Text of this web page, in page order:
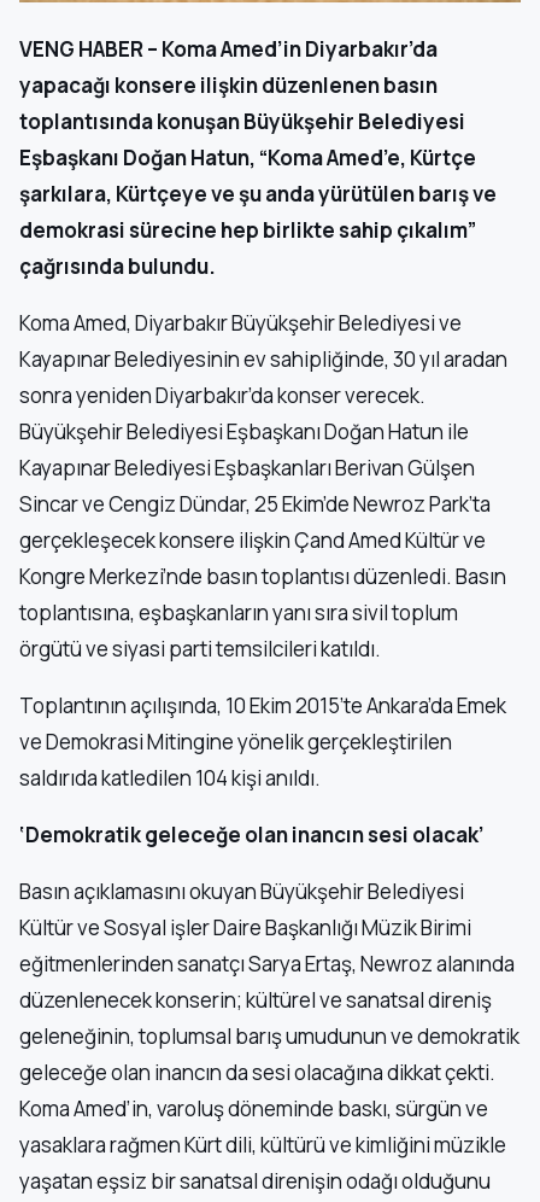
VENG HABER – Koma Amed’in Diyarbakır’da
yapacağı konsere ilişkin düzenlenen basın
toplantısında konuşan Büyükşehir Belediyesi
Eşbaşkanı Doğan Hatun, “Koma Amed’e, Kürtçe
şarkılara, Kürtçeye ve şu anda yürütülen barış ve
demokrasi sürecine hep birlikte sahip çıkalım”
çağrısında bulundu.
Koma Amed, Diyarbakır Büyükşehir Belediyesi ve
Kayapınar Belediyesinin ev sahipliğinde, 30 yıl aradan
sonra yeniden Diyarbakır’da konser verecek.
Büyükşehir Belediyesi Eşbaşkanı Doğan Hatun ile
Kayapınar Belediyesi Eşbaşkanları Berivan Gülşen
Sincar ve Cengiz Dündar, 25 Ekim’de Newroz Park’ta
gerçekleşecek konsere ilişkin Çand Amed Kültür ve
Kongre Merkezi’nde basın toplantısı düzenledi. Basın
toplantısına, eşbaşkanların yanı sıra sivil toplum
örgütü ve siyasi parti temsilcileri katıldı.
Toplantının açılışında, 10 Ekim 2015’te Ankara’da Emek
ve Demokrasi Mitingine yönelik gerçekleştirilen
saldırıda katledilen 104 kişi anıldı.
‘Demokratik geleceğe olan inancın sesi olacak’
Basın açıklamasını okuyan Büyükşehir Belediyesi
Kültür ve Sosyal işler Daire Başkanlığı Müzik Birimi
eğitmenlerinden sanatçı Sarya Ertaş, Newroz alanında
düzenlenecek konserin; kültürel ve sanatsal direniş
geleneğinin, toplumsal barış umudunun ve demokratik
geleceğe olan inancın da sesi olacağına dikkat çekti.
Koma Amed’in, varoluş döneminde baskı, sürgün ve
yasaklara rağmen Kürt dili, kültürü ve kimliğini müzikle
yaşatan eşsiz bir sanatsal direnişin odağı olduğunu